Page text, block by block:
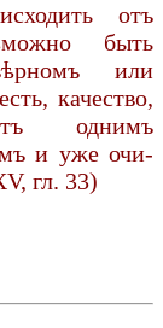
отъ
быть
или
качество,
однимъ
и уже очи­
гл. 33)